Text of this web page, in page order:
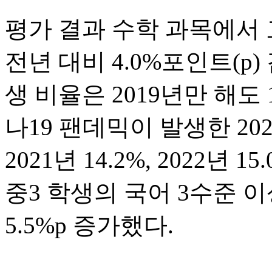
평가 결과 수학 과목에서
전년 대비 4.0%포인트
생 비율은 2019년만 해도
나19 팬데믹이 발생한
2021년 14.2%, 2022년
중3 학생의 국어 3수준
5.5%p 증가했다.